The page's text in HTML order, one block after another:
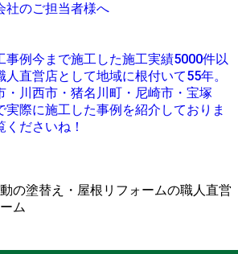
社のご担当者様へ
事例今まで施工した施工実績5000件以
人直営店として地域に根付いて55年。
・川西市・猪名川町・尼崎市・宝塚
実際に施工した事例を紹介しておりま
ださいね！
の塗替え・屋根リフォームの職人直営
ム